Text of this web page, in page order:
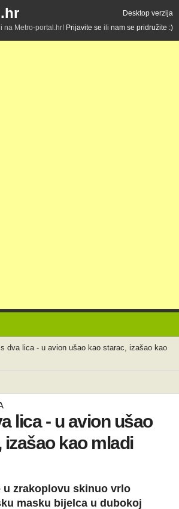
Desktop verzija
na Metro-portal.hr! Prijavite se ili nam se pridružite :)
dva lica - u avion ušao kao starac, izašao kao
lica - u avion ušao
izašao kao mladi
u zrakoplovu skinuo vrlo
masku bijelca u dubokoj